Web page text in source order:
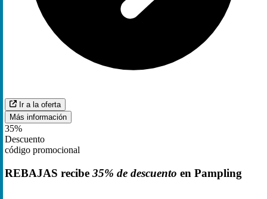
Ir a la oferta
Más información
35%
Descuento
código promocional
REBAJAS recibe 35% de descuento en Pampling